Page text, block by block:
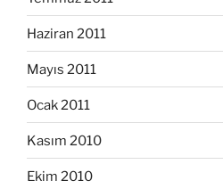
Haziran 2011
Mayıs 2011
Ocak 2011
Kasım 2010
Ekim 2010